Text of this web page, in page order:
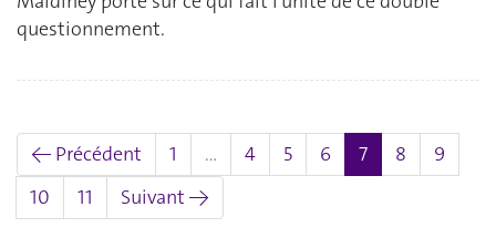
questionnement.
← Précédent 1 … 4 5 6 7(actuel)
8
9
10
11 Suivant →